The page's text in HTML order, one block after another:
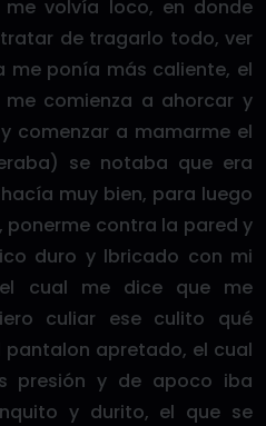
volvía loco, en donde
de tragarlo todo, ver
me ponía más caliente, el
comienza a ahorcar y
comenzar a mamarme el
se notaba que era
muy bien, para luego
contra la pared y
duro y lbricado con mi
cual me dice que me
culiar ese culito qué
apretado, el cual
presión y de apoco iba
y durito, el que se